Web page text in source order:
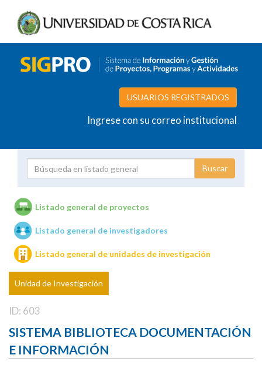
USUARIOS REGISTRADOS
Ingrese con su correo institucional
Unidades de investigación
Listado general de proyectos
Listado general de investigadores
Listado general de unidades de investigación
Unidad de Investigación
ID: 603
SISTEMA BIBLIOTECA DOCUMENTACIÓN
E INFORMACIÓN